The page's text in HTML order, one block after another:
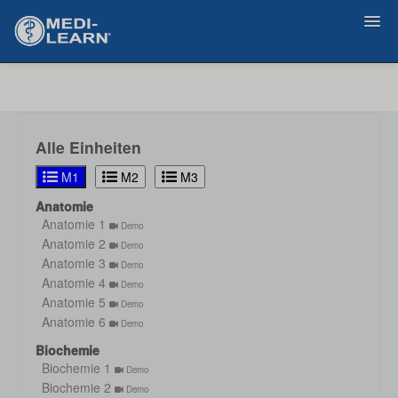
Alle Einheiten
M1 M2
M3
Anatomie
Anatomie 1
Demo
Anatomie 2 Demo
Anatomie 3 Demo
Anatomie 4 Demo
Anatomie 5 Demo
Anatomie 6 Demo
Biochemie
Biochemie 1
Demo
Biochemie 2 Demo